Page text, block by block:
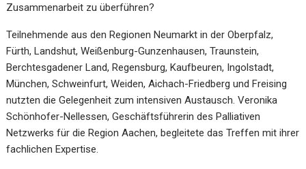
Zusammenarbeit zu überführen?
Teilnehmende aus den Regionen Neumarkt in der Oberpfalz,
Fürth, Landshut, Weißenburg-Gunzenhausen, Traunstein,
Berchtesgadener Land, Regensburg, Kaufbeuren, Ingolstadt,
München, Schweinfurt, Weiden, Aichach-Friedberg und Freising
nutzten die Gelegenheit zum intensiven Austausch. Veronika
Schönhofer-Nellessen, Geschäftsführerin des Palliativen
Netzwerks für die Region Aachen, begleitete das Treffen mit ihrer
fachlichen Expertise.